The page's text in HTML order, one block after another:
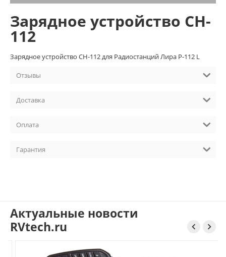
Зарядное устройство CH-
112
Зарядное устройство CH-112 для Радиостанций Лира P-112 L
Отзывы
Доставка
Оплата
Гарантия
Актуальные новости
RVtech.ru
 